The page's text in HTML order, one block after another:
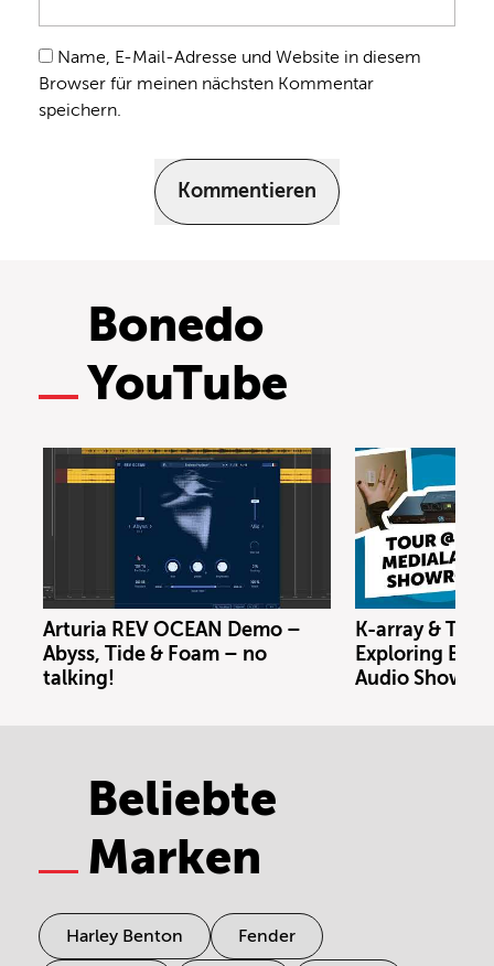
Name, E-Mail-Adresse und Website in diesem
Browser für meinen nächsten Kommentar
speichern.
Kommentieren
Bonedo
YouTube
Arturia REV OCEAN Demo –
Abyss, Tide & Foam – no
talking!
K-array &
Exploring
Audio
Beliebte
Marken
Harley Benton Fender